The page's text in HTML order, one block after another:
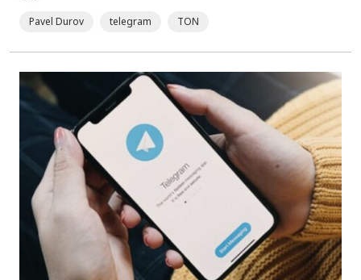
Pavel Durov telegram TON